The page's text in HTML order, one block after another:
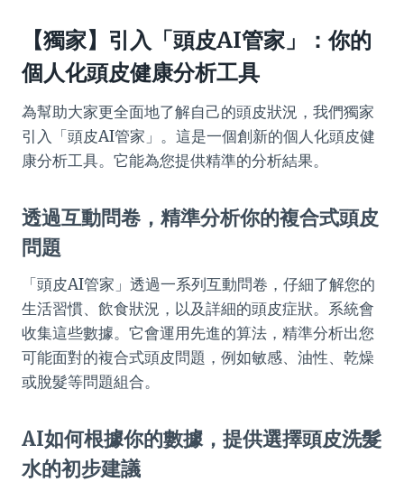
【獨家】引入「頭皮AI管家」：你的
個人化頭皮健康分析工具
為幫助大家更全面地了解自己的頭皮狀況，我們獨家
引入「頭皮AI管家」。這是一個創新的個人化頭皮健
康分析工具。它能為您提供精準的分析結果。
透過互動問卷，精準分析你的複合式頭皮
問題
「頭皮AI管家」透過一系列互動問卷，仔細了解您的
生活習慣、飲食狀況，以及詳細的頭皮症狀。系統會
收集這些數據。它會運用先進的算法，精準分析出您
可能面對的複合式頭皮問題，例如敏感、油性、乾燥
或脫髮等問題組合。
AI如何根據你的數據，提供選擇頭皮洗髮
水的初步建議